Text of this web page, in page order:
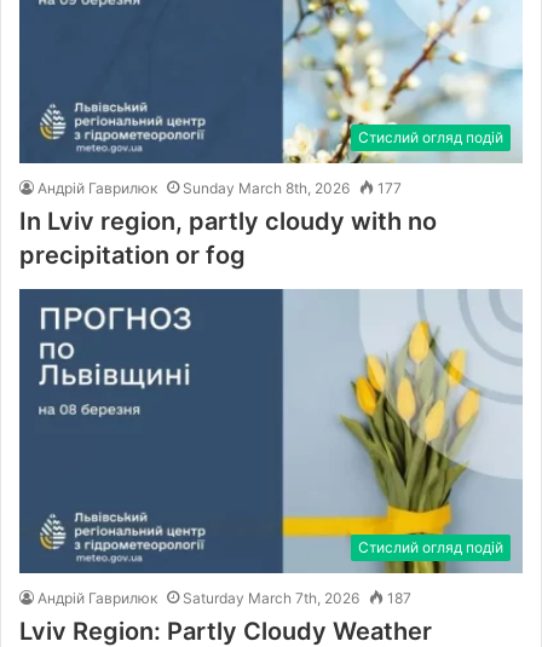
Стислий огляд подій
Андрій Гаврилюк Sunday March 8th, 2026 177
In Lviv region, partly cloudy with no
precipitation or fog
Стислий огляд подій
Андрій Гаврилюк Saturday March 7th, 2026 187
Lviv Region: Partly Cloudy Weather